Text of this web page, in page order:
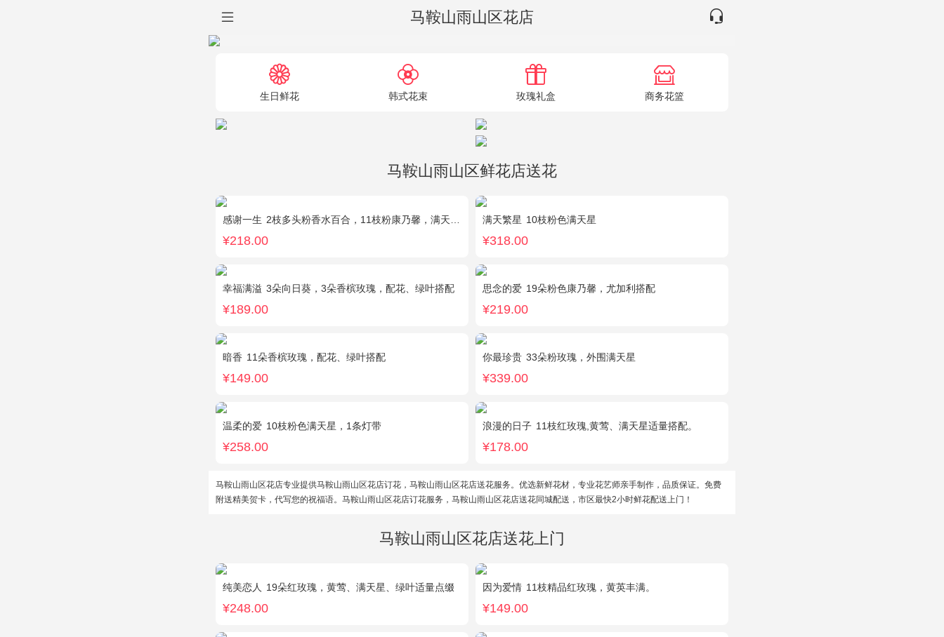
马鞍山雨山区花店
生日鲜花 韩式花束 玫瑰礼盒 商务花篮
马鞍山雨山区鲜花店送花
感谢一生 2枝多头粉香水百合，11枝粉康乃馨，满天星+绿叶适量。
¥218.00
满天繁星 10枝粉色满天星
¥318.00
幸福满溢 3朵向日葵，3朵香槟玫瑰，配花、绿叶搭配
¥189.00
思念的爱 19朵粉色康乃馨，尤加利搭配
¥219.00
暗香 11朵香槟玫瑰，配花、绿叶搭配
¥149.00
你最珍贵 33朵粉玫瑰，外围满天星
¥339.00
温柔的爱 10枝粉色满天星，1条灯带
¥258.00
浪漫的日子 11枝红玫瑰,黄莺、满天星适量搭配。
¥178.00
马鞍山雨山区花店专业提供马鞍山雨山区花店订花，马鞍山雨山区花店送花服务。优选新鲜花材，专业花艺师亲手制作，品质保证。免费
附送精美贺卡，代写您的祝福语。马鞍山雨山区花店订花服务，马鞍山雨山区花店送花同城配送，市区最快2小时鲜花配送上门！
马鞍山雨山区花店送花上门
纯美恋人 19朵红玫瑰，黄莺、满天星、绿叶适量点缀
¥248.00
因为爱情 11枝精品红玫瑰，黄英丰满。
¥149.00